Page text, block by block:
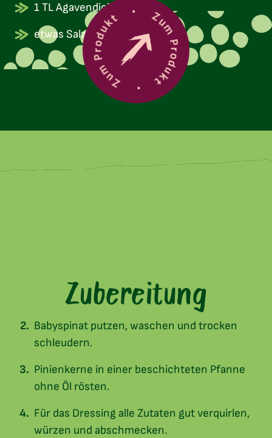
1 TL Agavendicksaft
etwas Salz und Pfeffer
Zum ProduktZum Produkt
Zubereitung
Babyspinat putzen, waschen und trocken
schleudern.
Pinienkerne in einer beschichteten Pfanne
ohne Öl rösten.
Für das Dressing alle Zutaten gut verquirlen,
würzen und abschmecken.